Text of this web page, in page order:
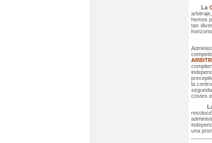
La
hemos
tan
la
costes
una